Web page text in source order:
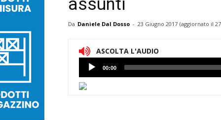
assunti
Da Daniele Dal Dosso - 23 Giugno 2017 (aggiornato il
ASCOLTA L'AUDIO
Lettore
Audio
00:00